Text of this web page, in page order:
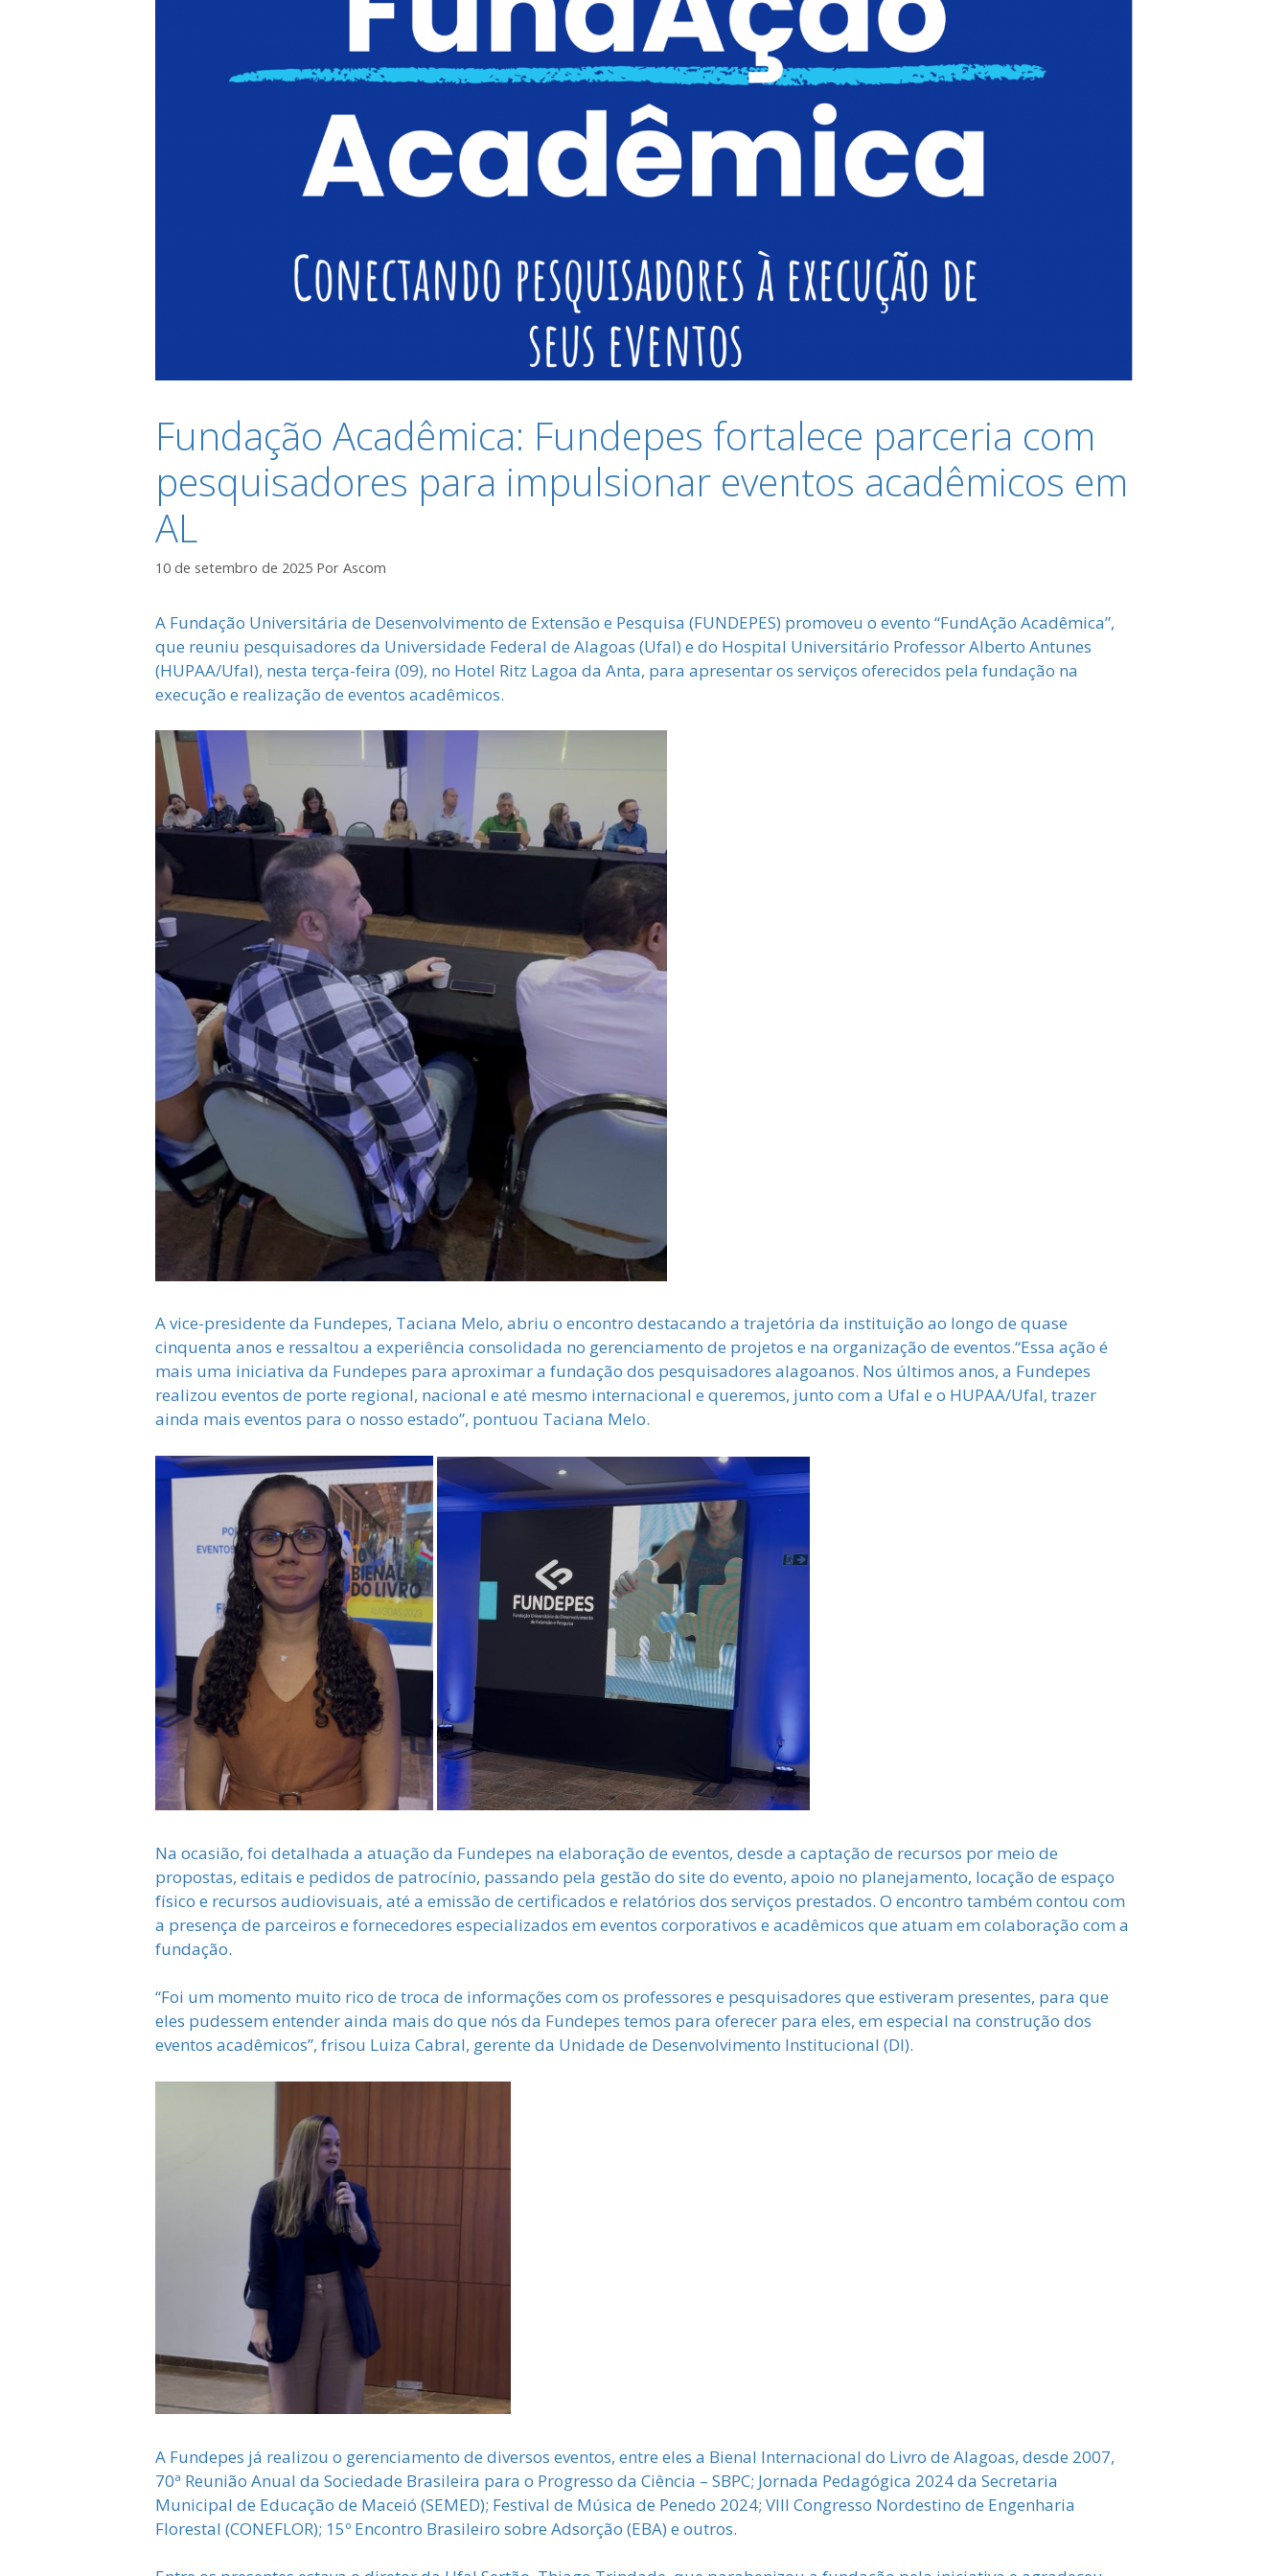
Fundação Acadêmica: Fundepes fortalece parceria com
pesquisadores para impulsionar eventos acadêmicos em
AL
10 de setembro de 2025 Por Ascom
A Fundação Universitária de Desenvolvimento de Extensão e Pesquisa (FUNDEPES) promoveu o evento “FundAção Acadêmica”,
que reuniu pesquisadores da Universidade Federal de Alagoas (Ufal) e do Hospital Universitário Professor Alberto Antunes
(HUPAA/Ufal), nesta terça-feira (09), no Hotel Ritz Lagoa da Anta, para apresentar os serviços oferecidos pela fundação na
execução e realização de eventos acadêmicos.
A vice-presidente da Fundepes, Taciana Melo, abriu o encontro destacando a trajetória da instituição ao longo de quase
cinquenta anos e ressaltou a experiência consolidada no gerenciamento de projetos e na organização de eventos.“Essa ação é
mais uma iniciativa da Fundepes para aproximar a fundação dos pesquisadores alagoanos. Nos últimos anos, a Fundepes
realizou eventos de porte regional, nacional e até mesmo internacional e queremos, junto com a Ufal e o HUPAA/Ufal, trazer
ainda mais eventos para o nosso estado”, pontuou Taciana Melo.
Na ocasião, foi detalhada a atuação da Fundepes na elaboração de eventos, desde a captação de recursos por meio de
propostas, editais e pedidos de patrocínio, passando pela gestão do site do evento, apoio no planejamento, locação de espaço
físico e recursos audiovisuais, até a emissão de certificados e relatórios dos serviços prestados. O encontro também contou com
a presença de parceiros e fornecedores especializados em eventos corporativos e acadêmicos que atuam em colaboração com a
fundação.
“Foi um momento muito rico de troca de informações com os professores e pesquisadores que estiveram presentes, para que
eles pudessem entender ainda mais do que nós da Fundepes temos para oferecer para eles, em especial na construção dos
eventos acadêmicos”, frisou Luiza Cabral, gerente da Unidade de Desenvolvimento Institucional (DI).
A Fundepes já realizou o gerenciamento de diversos eventos, entre eles a Bienal Internacional do Livro de Alagoas, desde 2007,
70ª Reunião Anual da Sociedade Brasileira para o Progresso da Ciência – SBPC; Jornada Pedagógica 2024 da Secretaria
Municipal de Educação de Maceió (SEMED); Festival de Música de Penedo 2024; VIII Congresso Nordestino de Engenharia
Florestal (CONEFLOR); 15º Encontro Brasileiro sobre Adsorção (EBA) e outros.